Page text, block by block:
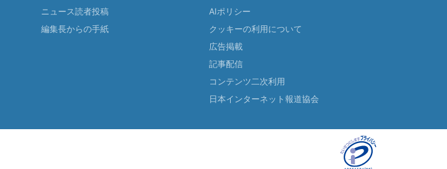
ニュース読者投稿
編集長からの手紙
AIポリシー
クッキーの利用について
広告掲載
記事配信
コンテンツ二次利用
日本インターネット報道協会